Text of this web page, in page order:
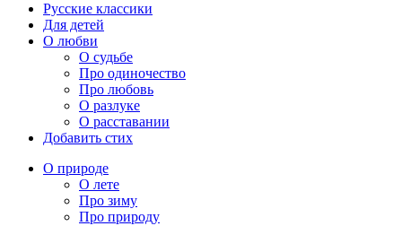
Русские классики
Для детей
О любви
О судьбе
Про одиночество
Про любовь
О разлуке
О расставании
Добавить стих
О природе
О лете
Про зиму
Про природу